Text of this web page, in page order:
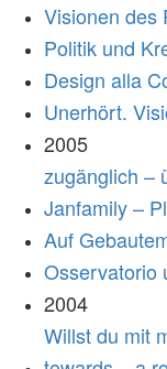
Visionen des
Politik und
Design alla
Unerhört.
2005
zugänglich –
Janfamily –
Auf
Osservatorio
2004
Willst du mit